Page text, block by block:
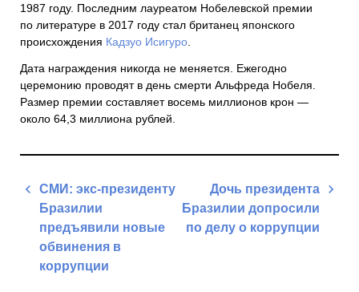
1987 году. Последним лауреатом Нобелевской премии
по литературе в 2017 году стал британец японского
происхождения Кадзуо Исигуро
Дата награждения никогда не меняется. Ежегодно
церемонию проводят в день смерти Альфреда Нобеля.
Размер премии составляет восемь миллионов крон —
около 64,3 миллиона рублей.
Навигация
записям
СМИ: экс-президенту
Бразилии
предъявили новые
обвинения в
коррупции
Дочь президента
Бразилии допросили
по делу о коррупции